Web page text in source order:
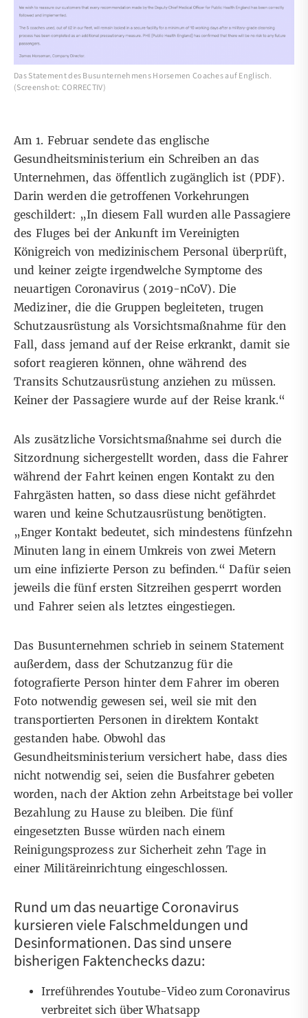
Das Statement des Busunternehmens Horsemen Coaches auf Englisch.
(Screenshot: CORRECTIV)
Am 1. Februar sendete das englische
Gesundheitsministerium ein Schreiben an das
Unternehmen, das öffentlich zugänglich ist (PDF).
Darin werden die getroffenen Vorkehrungen
geschildert: „In diesem Fall wurden alle Passagiere
des Fluges bei der Ankunft im Vereinigten
Königreich von medizinischem Personal überprüft,
und keiner zeigte irgendwelche Symptome des
neuartigen Coronavirus (2019-nCoV). Die
Mediziner, die die Gruppen begleiteten, trugen
Schutzausrüstung als Vorsichtsmaßnahme für den
Fall, dass jemand auf der Reise erkrankt, damit sie
sofort reagieren können, ohne während des
Transits Schutzausrüstung anziehen zu müssen.
Keiner der Passagiere wurde auf der Reise krank.“
Als zusätzliche Vorsichtsmaßnahme sei durch die
Sitzordnung sichergestellt worden, dass die Fahrer
während der Fahrt keinen engen Kontakt zu den
Fahrgästen hatten, so dass diese nicht gefährdet
waren und keine Schutzausrüstung benötigten.
„Enger Kontakt bedeutet, sich mindestens fünfzehn
Minuten lang in einem Umkreis von zwei Metern
um eine infizierte Person zu befinden.“ Dafür seien
jeweils die fünf ersten Sitzreihen gesperrt worden
und Fahrer seien als letztes eingestiegen.
Das Busunternehmen schrieb in seinem Statement
außerdem, dass der Schutzanzug für die
fotografierte Person hinter dem Fahrer im oberen
Foto notwendig gewesen sei, weil sie mit den
transportierten Personen in direktem Kontakt
gestanden habe. Obwohl das
Gesundheitsministerium versichert habe, dass dies
nicht notwendig sei, seien die Busfahrer gebeten
worden, nach der Aktion zehn Arbeitstage bei voller
Bezahlung zu Hause zu bleiben. Die fünf
eingesetzten Busse würden nach einem
Reinigungsprozess zur Sicherheit zehn Tage in
einer Militäreinrichtung eingeschlossen.
Rund um das neuartige Coronavirus
kursieren viele Falschmeldungen und
Desinformationen. Das sind unsere
bisherigen Faktenchecks dazu:
Irreführendes Youtube-Video zum Coronavirus
verbreitet sich über Whatsapp